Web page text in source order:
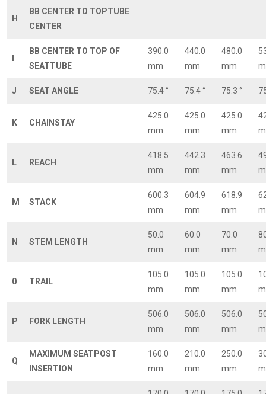
H
BB CENTER TO TOPTUBE
CENTER
BB CENTER TO TOP OF
SEATTUBE
390.0
mm
440.0
mm
480.0
mm
J SEAT ANGLE 75.4 ° 75.4 ° 75.3 °
K CHAINSTAY
425.0
mm
425.0
mm
425.0
mm
L REACH
418.5
mm
442.3
mm
463.6
mm
M STACK
600.3
mm
604.9
mm
618.9
mm
N STEM LENGTH
50.0
mm
60.0
mm
70.0
mm
0 TRAIL
105.0
mm
105.0
mm
105.0
mm
P FORK LENGTH
506.0
mm
506.0
mm
506.0
mm
Q
MAXIMUM SEATPOST
INSERTION
160.0
mm
210.0
mm
250.0
mm